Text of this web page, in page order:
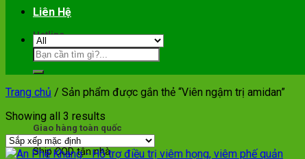
Hotline
0901.089.355
Giao hàng toàn quốc
Ship COD tận nhà
Liên Hệ
Trang chủ / Sản phẩm được gắn thẻ “Viên ngậm trị amidan”
Showing all 3 results